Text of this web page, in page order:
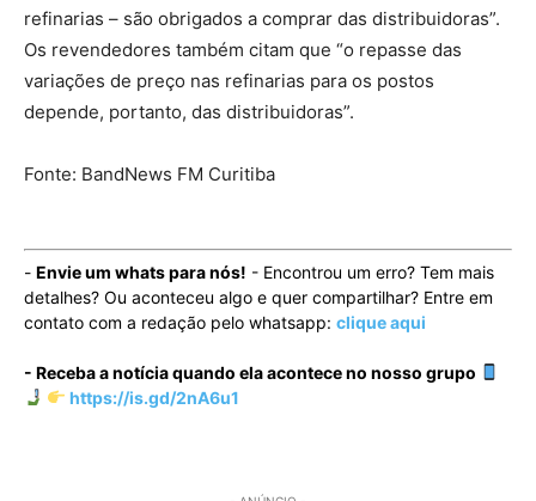
refinarias – são obrigados a comprar das distribuidoras”.
Os revendedores também citam que “o repasse das
variações de preço nas refinarias para os postos
depende, portanto, das distribuidoras”.
Fonte: BandNews FM Curitiba
- Envie um whats para nós! - Encontrou um erro? Tem mais
detalhes? Ou aconteceu algo e quer compartilhar? Entre em
contato com a redação pelo whatsapp: clique aqui
- Receba a notícia quando ela acontece no nosso grupo
https://is.gd/2nA6u1